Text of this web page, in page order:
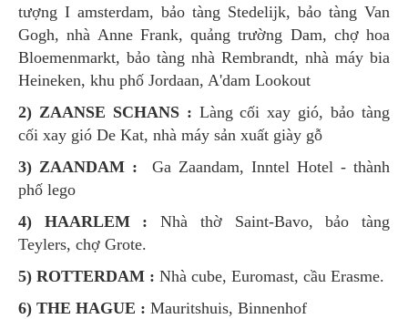
tượng I amsterdam, bảo tàng Stedelijk, bảo tàng Van
Gogh, nhà Anne Frank, quảng trường Dam, chợ hoa
Bloemenmarkt, bảo tàng nhà Rembrandt, nhà máy bia
Heineken, khu phố Jordaan, A'dam Lookout
2) ZAANSE SCHANS : Làng cối xay gió, bảo tàng
cối xay gió De Kat, nhà máy sản xuất giày gỗ
3) ZAANDAM : Ga Zaandam, Inntel Hotel - thành
phố lego
4) HAARLEM : Nhà thờ Saint-Bavo, bảo tàng
Teylers, chợ Grote.
5) ROTTERDAM : Nhà cube, Euromast, cầu Erasme.
6) THE HAGUE : Mauritshuis, Binnenhof